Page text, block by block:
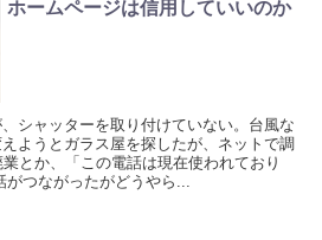
ホームページは信用していいのか
シャッターを取り付けていない。台風な
ようとガラス屋を探したが、ネットで調
とか、「この電話は現在使われており
つながったがどうやら...